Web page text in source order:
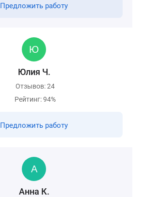
Предложить работу
Юлия Ч.
Отзывов: 24
Рейтинг: 94%
Предложить работу
Анна К.